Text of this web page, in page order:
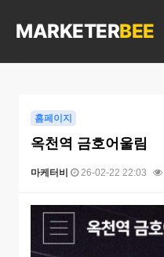
MARKETERBEE
홈페이지
옥천역 금호어울림
마케터비 26-02-22 22:03
본문